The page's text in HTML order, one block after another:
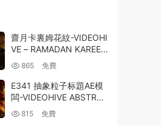
齋月卡裏姆花紋-VIDEOHI
VE – RAMADAN KAREEM
PATTERN 01 4K 258352
52
865 免費
E341 抽象粒子标題AE模
闆-VIDEOHIVE ABSTRA
CT PARTICLES TITLES
TRAILER
815 免費